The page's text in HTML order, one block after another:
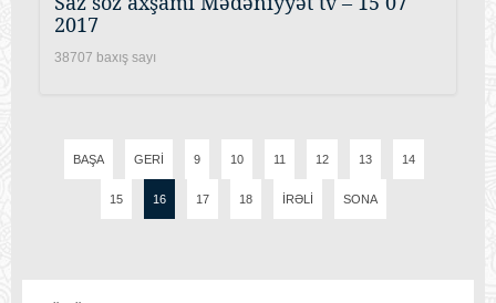
2017
38707 baxış sayı
BAŞA GERI 9 10 11 12 13 14
15 16 17 18 İRƏLI SONA